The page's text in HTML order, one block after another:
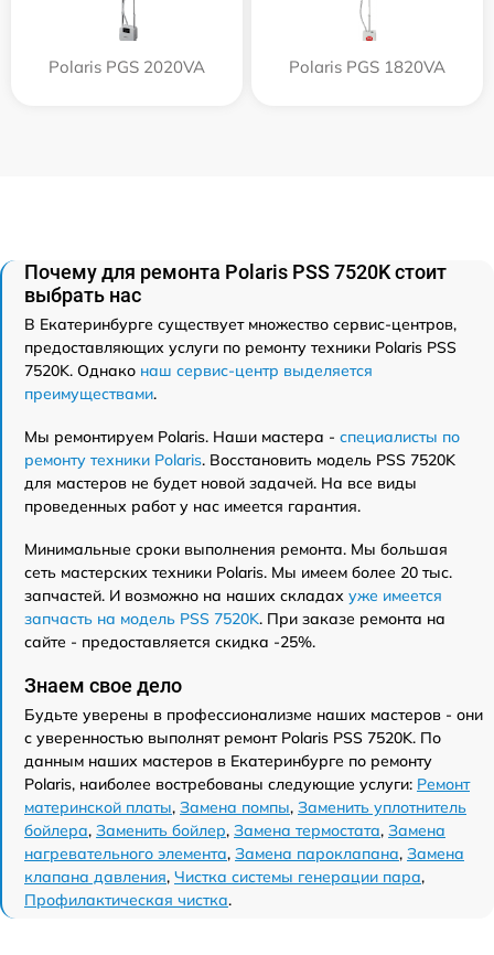
Polaris PGS 2020VA Polaris PGS 1820VA
Почему для ремонта Polaris PSS 7520K стоит
выбрать нас
В Екатеринбурге существует множество сервис-центров,
предоставляющих услуги по ремонту техники Polaris PSS
7520K. Однако наш сервис-центр выделяется
преимуществами.
Мы ремонтируем Polaris. Наши мастера - специалисты по
ремонту техники Polaris. Восстановить модель PSS 7520K
для мастеров не будет новой задачей. На все виды
проведенных работ у нас имеется гарантия.
Минимальные сроки выполнения ремонта. Мы большая
сеть мастерских техники Polaris. Мы имеем более 20 тыс.
запчастей. И возможно на наших складах уже имеется
запчасть на модель PSS 7520K. При заказе ремонта на
сайте - предоставляется скидка -25%.
Знаем свое дело
Будьте уверены в профессионализме наших мастеров - они
с уверенностью выполнят ремонт Polaris PSS 7520K. По
данным наших мастеров в Екатеринбурге по ремонту
Polaris, наиболее востребованы следующие услуги: Ремонт
материнской платы, Замена помпы, Заменить уплотнитель
бойлера, Заменить бойлер, Замена термостата, Замена
нагревательного элемента, Замена пароклапана, Замена
клапана давления, Чистка системы генерации пара,
Профилактическая чистка.